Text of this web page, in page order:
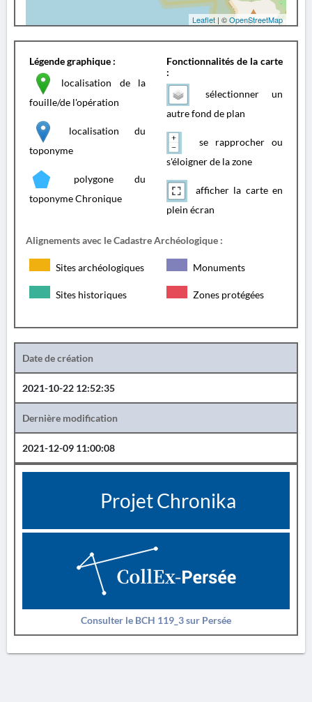
Leaflet | ©OpenStreetMap
Légende graphique :
localisation de la
fouille/de l'opération
localisation du
toponyme
polygone du
toponyme Chronique
Fonctionnalités de la carte
:
sélectionner un
autre fond de plan
se rapprocher ou
s'éloigner de la zone
afficher la carte en
plein écran
Alignements avec le Cadastre Archéologique :
Sites archéologiques Monuments
Sites historiques Zones protégées
Date de création
2021-10-22 12:52:35
Dernière modification
2021-12-09 11:00:08
Projet Chronika
Consulter le BCH 119_3 sur Persée